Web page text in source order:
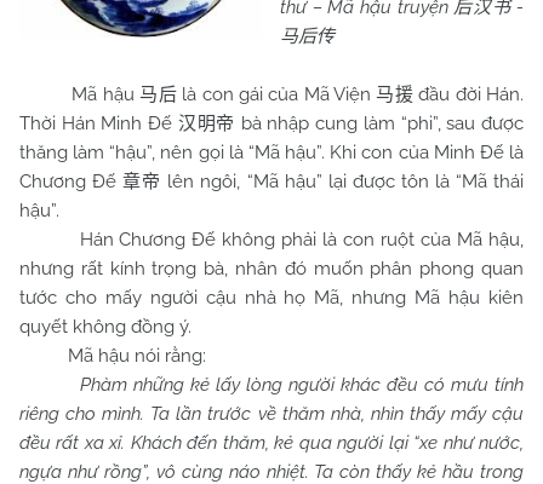
thư – Mã hậu truyện 后汉书-
马后传
Mã hậu马后là con gái của Mã Viện马援 đầu đời Hán.
Thời Hán Minh Đế 汉明帝 bà nhập cung làm “phi”, sau được
thăng làm “hậu”, nên gọi là “Mã hậu”. Khi con của Minh Đế là
Chương Đế章帝 lên ngôi, “Mã hậu” lại được tôn là “Mã thái
hậu”.
Hán Chương Đế không phải là con ruột của Mã hậu,
nhưng rất kính trọng bà, nhân đó muốn phân phong quan
tước cho mấy người cậu nhà họ Mã, nhưng Mã hậu kiên
quyết không đồng ý.
Mã hậu nói rằng:
Phàm những kẻ lấy lòng người khác đều có mưu tính
riêng cho mình. Ta lần trước về thăm nhà, nhìn thấy mấy cậu
đều rất xa xỉ. Khách đến thăm, kẻ qua người lại “xe như nước,
ngựa như rồng”, vô cùng náo nhiệt. Ta còn thấy kẻ hầu trong